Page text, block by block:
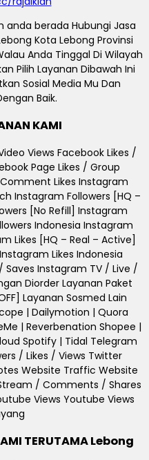
berada Hubungi Jasa
Kota Lebong Provinsi
Anda Tinggal Di Wilayah
Pilih Layanan Dibawah Ini
Sosial Media Mu Dan
Baik.
KAMI
Views Facebook Likes /
Page Likes / Group
Likes Instagram
Instagram Followers [HQ –
[No Refill] Instagram
Indonesia Instagram
Likes [HQ – Real – Active]
Likes Indonesia
Instagram TV / Live /
Diorder Layanan Paket
Layanan Sosmed Lain
| Dailymotion | Quora
| Reverbenation Shopee |
Spotify | Tidal Telegram
/ Likes / Views Twitter
Website Traffic Website
/ Comments / Shares
Views Youtube Views
TERUTAMA Lebong